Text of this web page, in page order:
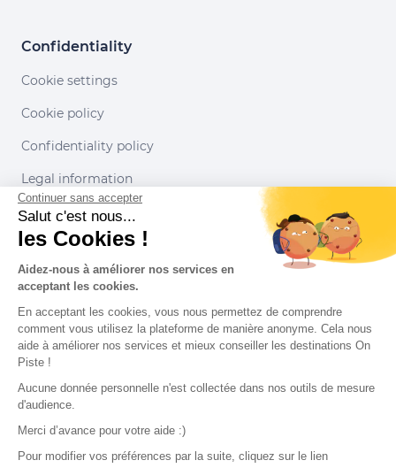
Confidentiality
Cookie settings
Cookie policy
Confidentiality policy
Legal information
Conditions of use
Our partners
Continuer sans accepter
Salut c'est nous...
les Cookies !
Aidez-nous à améliorer nos services en
acceptant les cookies.
En acceptant les cookies, vous nous permettez de comprendre
comment vous utilisez la plateforme de manière anonyme. Cela nous
aide à améliorer nos services et mieux conseiller les destinations On
Piste !
Aucune donnée personnelle n'est collectée dans nos outils de mesure
d'audience.
Merci d’avance pour votre aide :)
Pour modifier vos préférences par la suite, cliquez sur le lien